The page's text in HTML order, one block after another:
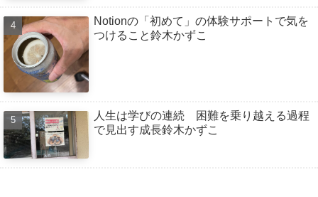
Notionの「初めて」の体験サポートで気を
つけること鈴木かずこ
人生は学びの連続 困難を乗り越える過程
で見出す成長鈴木かずこ